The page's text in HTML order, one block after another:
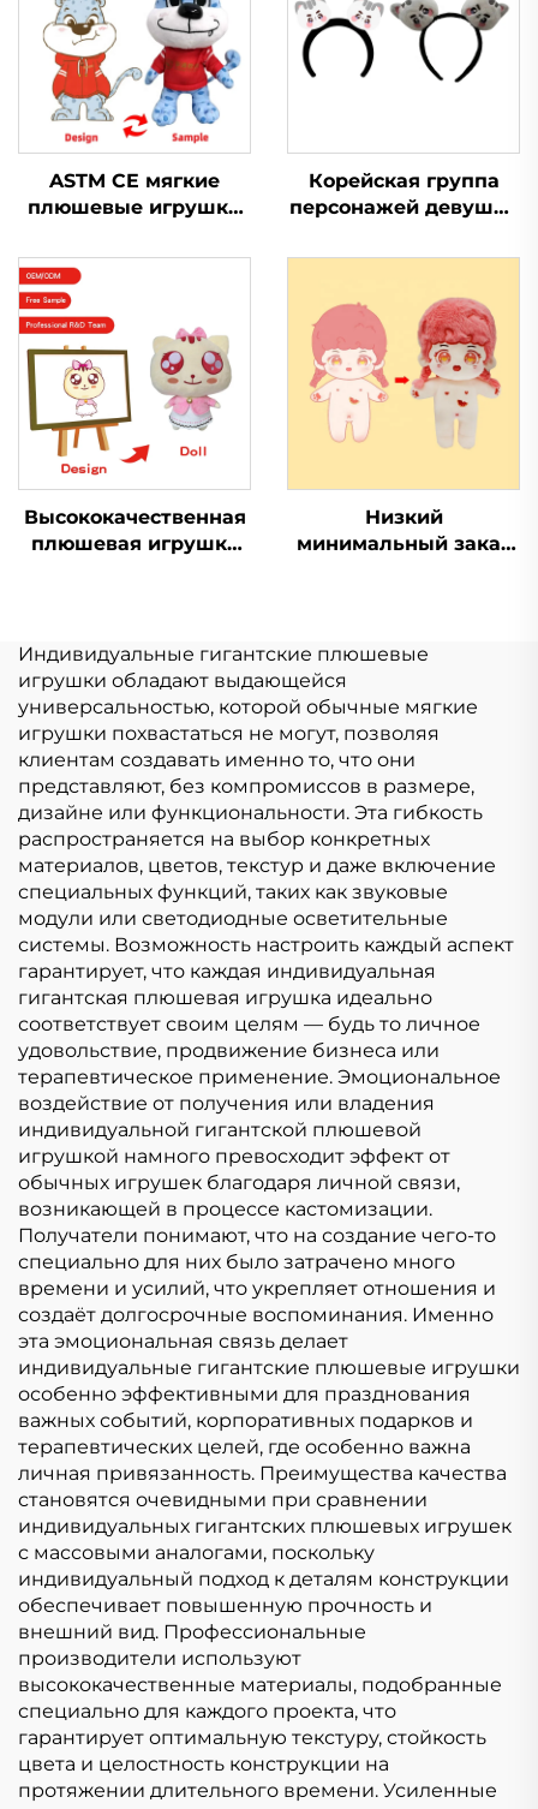
ASTM CE мягкие
плюшевые игрушки
изготовленные на
заказ мягкие
плюшевые игрушки
для продажи
Корейская группа
персонажей девушка
на голову плюшевая
голову с животными
Высококачественная
плюшевая игрушка
игрушка в виде
животного
Низкий
минимальный заказ
заказ
Индивидуальные гигантские плюшевые
игрушки обладают выдающейся
универсальностью, которой обычные мягкие
игрушки похвастаться не могут, позволяя
клиентам создавать именно то, что они
представляют, без компромиссов в размере,
дизайне или функциональности. Эта гибкость
распространяется на выбор конкретных
материалов, цветов, текстур и даже включение
специальных функций, таких как звуковые
модули или светодиодные осветительные
системы. Возможность настроить каждый аспект
гарантирует, что каждая индивидуальная
гигантская плюшевая игрушка идеально
соответствует своим целям — будь то личное
удовольствие, продвижение бизнеса или
терапевтическое применение. Эмоциональное
воздействие от получения или владения
индивидуальной гигантской плюшевой
игрушкой намного превосходит эффект от
обычных игрушек благодаря личной связи,
возникающей в процессе кастомизации.
Получатели понимают, что на создание чего-то
специально для них было затрачено много
времени и усилий, что укрепляет отношения и
создаёт долгосрочные воспоминания. Именно
эта эмоциональная связь делает
индивидуальные гигантские плюшевые игрушки
особенно эффективными для празднования
важных событий, корпоративных подарков и
терапевтических целей, где особенно важна
личная привязанность. Преимущества качества
становятся очевидными при сравнении
индивидуальных гигантских плюшевых игрушек
с массовыми аналогами, поскольку
индивидуальный подход к деталям конструкции
обеспечивает повышенную прочность и
внешний вид. Профессиональные
производители используют
высококачественные материалы, подобранные
специально для каждого проекта, что
гарантирует оптимальную текстуру, стойкость
цвета и целостность конструкции на
протяжении длительного времени. Усиленные